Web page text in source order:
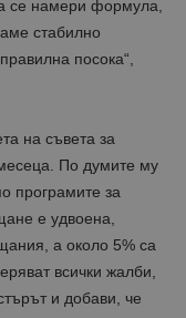
се намери формула,
стабилно
посока“,
на съвета за
По думите му
програмите за
е удвоена,
а около 5% са
всички жалби,
и добави, че